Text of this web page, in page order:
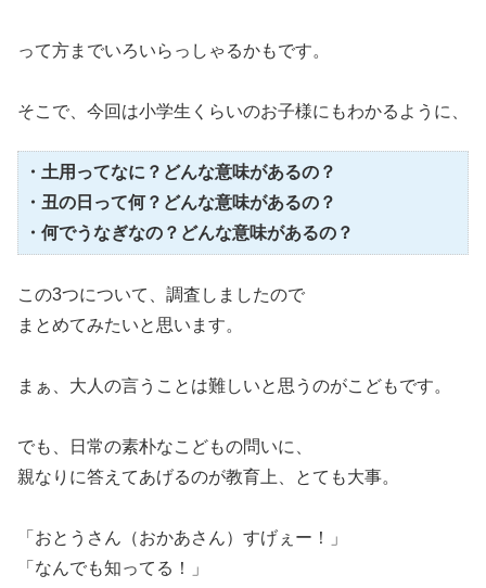
って方までいろいらっしゃるかもです。
そこで、今回は小学生くらいのお子様にもわかるように、
・土用ってなに？どんな意味があるの？
・丑の日って何？どんな意味があるの？
・何でうなぎなの？どんな意味があるの？
この3つについて、調査しましたので
まとめてみたいと思います。
まぁ、大人の言うことは難しいと思うのがこどもです。
でも、日常の素朴なこどもの問いに、
親なりに答えてあげるのが教育上、とても大事。
「おとうさん（おかあさん）すげぇー！」
「なんでも知ってる！」